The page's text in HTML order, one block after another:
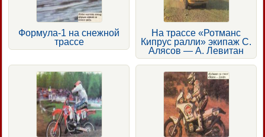
Формула-1 на снежной
трассе
На трассе «Ротманс
Кипрус ралли» экипаж С.
Алясов — А. Левитан